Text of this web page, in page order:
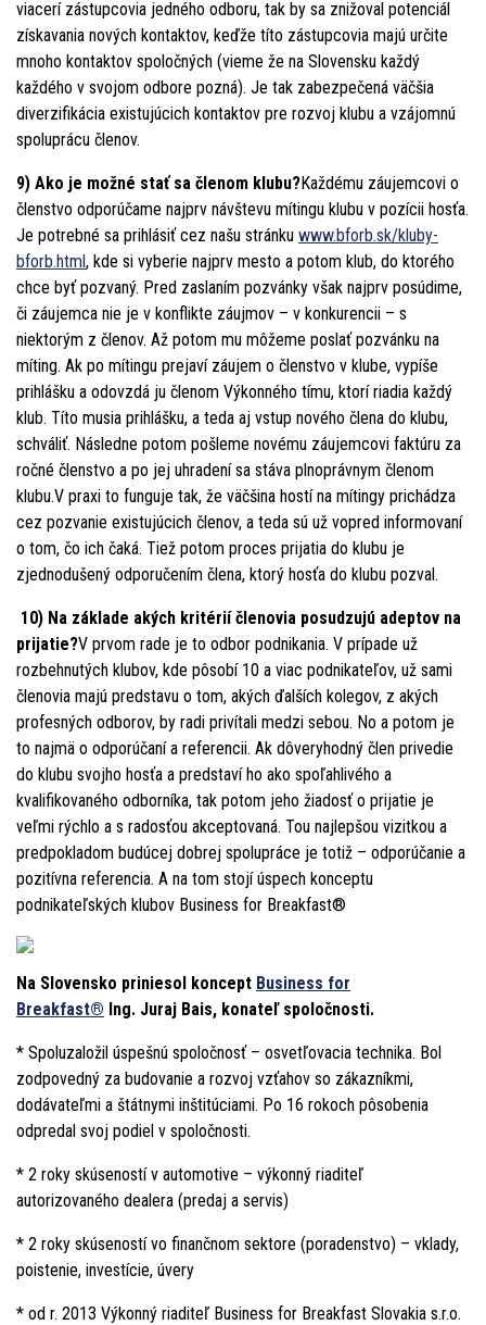
viacerí zástupcovia jedného odboru, tak by sa znižoval potenciál
získavania nových kontaktov, keďže títo zástupcovia majú určite
mnoho kontaktov spoločných (vieme že na Slovensku každý
každého v svojom odbore pozná). Je tak zabezpečená väčšia
diverzifikácia existujúcich kontaktov pre rozvoj klubu a vzájomnú
spoluprácu členov.
9) Ako je možné stať sa členom klubu?Každému záujemcovi o
členstvo odporúčame najprv návštevu mítingu klubu v pozícii hosťa.
Je potrebné sa prihlásiť cez našu stránku www.bforb.sk/kluby-
bforb.html, kde si vyberie najprv mesto a potom klub, do ktorého
chce byť pozvaný. Pred zaslaním pozvánky však najprv posúdime,
či záujemca nie je v konflikte záujmov – v konkurencii – s
niektorým z členov. Až potom mu môžeme poslať pozvánku na
míting. Ak po mítingu prejaví záujem o členstvo v klube, vypíše
prihlášku a odovzdá ju členom Výkonného tímu, ktorí riadia každý
klub. Títo musia prihlášku, a teda aj vstup nového člena do klubu,
schváliť. Následne potom pošleme novému záujemcovi faktúru za
ročné členstvo a po jej uhradení sa stáva plnoprávnym členom
klubu.V praxi to funguje tak, že väčšina hostí na mítingy prichádza
cez pozvanie existujúcich členov, a teda sú už vopred informovaní
o tom, čo ich čaká. Tiež potom proces prijatia do klubu je
zjednodušený odporučením člena, ktorý hosťa do klubu pozval.
10) Na základe akých kritérií členovia posudzujú adeptov na
prijatie?V prvom rade je to odbor podnikania. V prípade už
rozbehnutých klubov, kde pôsobí 10 a viac podnikateľov, už sami
členovia majú predstavu o tom, akých ďalších kolegov, z akých
profesných odborov, by radi privítali medzi sebou. No a potom je
to najmä o odporúčaní a referencii. Ak dôveryhodný člen privedie
do klubu svojho hosťa a predstaví ho ako spoľahlivého a
kvalifikovaného odborníka, tak potom jeho žiadosť o prijatie je
veľmi rýchlo a s radosťou akceptovaná. Tou najlepšou vizitkou a
predpokladom budúcej dobrej spolupráce je totiž – odporúčanie a
pozitívna referencia. A na tom stojí úspech konceptu
podnikateľských klubov Business for Breakfast®
Na Slovensko priniesol koncept Business for
Breakfast® Ing. Juraj Bais, konateľ spoločnosti.
* Spoluzaložil úspešnú spoločnosť – osvetľovacia technika. Bol
zodpovedný za budovanie a rozvoj vzťahov so zákazníkmi,
dodávateľmi a štátnymi inštitúciami. Po 16 rokoch pôsobenia
odpredal svoj podiel v spoločnosti.
* 2 roky skúseností v automotive – výkonný riaditeľ
autorizovaného dealera (predaj a servis)
* 2 roky skúseností vo finančnom sektore (poradenstvo) – vklady,
poistenie, investície, úvery
* od r. 2013 Výkonný riaditeľ Business for Breakfast Slovakia s.r.o.